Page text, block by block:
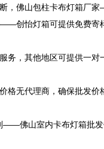
，佛山包柱卡布灯箱厂
创怡灯箱可提供免费寄
务，其他地区可提供一
格无代理商，确保批发价
——佛山室内卡布灯箱